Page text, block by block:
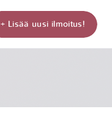
+ Lisää uusi ilmoitus!